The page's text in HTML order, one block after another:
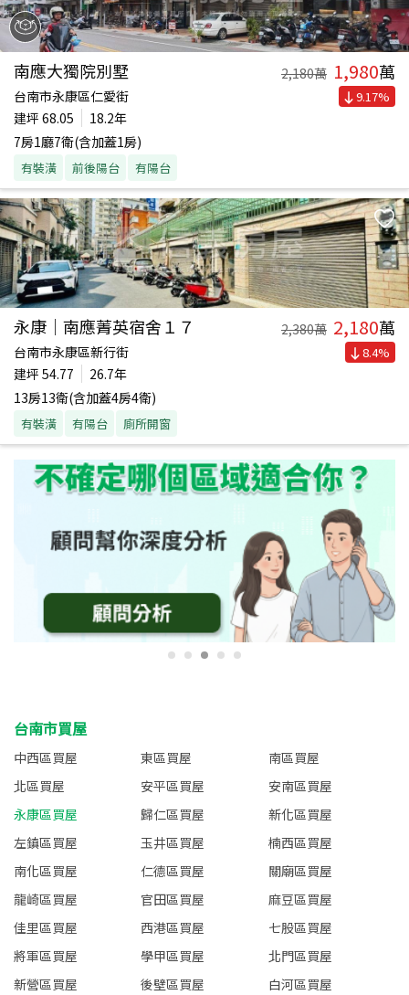
南應大獨院別墅 2,180萬 1,980萬
台南市永康區仁愛街
建坪 68.05
18.2年
7房1廳7衛(含加蓋1房)
有裝潢 前後陽台 有陽台
9.17%
永康｜南應菁英宿舍１７ 2,380萬 2,180萬
台南市永康區新行街
建坪 54.77
26.7年
13房13衛(含加蓋4房4衛)
有裝潢 有陽台 廁所開窗
8.4%
台南市買屋
中西區買屋 東區買屋
南區買屋
北區買屋
安平區買屋
安南區買屋
永康區買屋
歸仁區買屋
新化區買屋
左鎮區買屋
玉井區買屋
楠西區買屋
南化區買屋
仁德區買屋
關廟區買屋
龍崎區買屋
官田區買屋
麻豆區買屋
佳里區買屋
西港區買屋
七股區買屋
將軍區買屋
學甲區買屋
北門區買屋
新營區買屋
後壁區買屋
白河區買屋